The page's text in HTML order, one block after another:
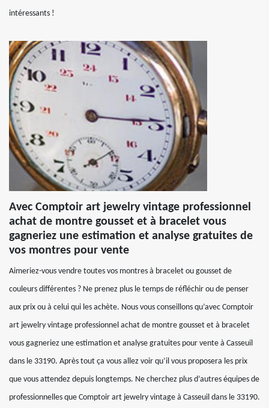
intéressants !
Avec Comptoir art jewelry vintage professionnel
achat de montre gousset et à bracelet vous
gagneriez une estimation et analyse gratuites de
vos montres pour vente
Aimeriez-vous vendre toutes vos montres à bracelet ou gousset de
couleurs différentes ? Ne prenez plus le temps de réfléchir ou de penser
aux prix ou à celui qui les achète. Nous vous conseillons qu’avec Comptoir
art jewelry vintage professionnel achat de montre gousset et à bracelet
vous gagneriez une estimation et analyse gratuites pour vente à Casseuil
dans le 33190. Après tout ça vous allez voir qu’il vous proposera les prix
que vous attendez depuis longtemps. Ne cherchez plus d’autres équipes de
professionnelles que Comptoir art jewelry vintage à Casseuil dans le 33190.